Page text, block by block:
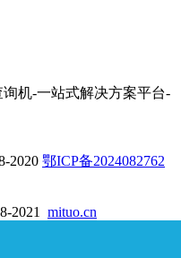
机-一站式解决方案平台-
2020 鄂ICP备2024082762
2021 mituo.cn